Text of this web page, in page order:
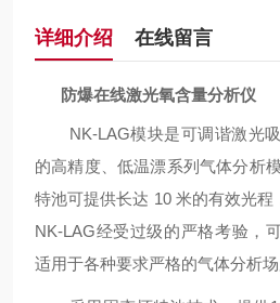
详细介绍 在线留言
防爆在线激光氧含量分析仪
NK-LAG模块是可调谐激光
的高精度、低温漂系列气体分析模
特池可提供长达 10 米的有效光程
NK-LAG经受过级的严格考验，
适用于各种要求严格的气体分析场